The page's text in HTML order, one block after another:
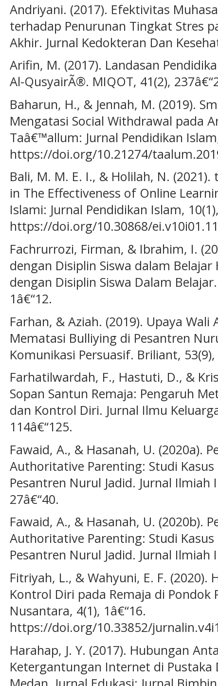
Andriyani. (2017). Efektivitas
terhadap Penurunan Tingkat Stres
Akhir. Jurnal Kedokteran Dan
Arifin, M. (2017). Landasan
Al-QusyairÃ®. MIQOT, 41(2),
Baharun, H., & Jennah, M. (2019).
Mengatasi Social Withdrawal pada
Taâ€™allum: Jurnal Pendidikan
https://doi.org/10.21274/
Bali, M. M. E. I., & Holilah, N.
in The Effectiveness of Online
Islami: Jurnal Pendidikan Islam,
https://doi.org/10.30868/
Fachrurrozi, Firman, & Ibrahim, I.
dengan Disiplin Siswa dalam
dengan Disiplin Siswa Dalam
1â€“12.
Farhan, & Aziah. (2019). Upaya Wali
Mematasi Bulliying di Pesantren
Komunikasi Persuasif. Briliant, 53(9),
Farhatilwardah, F., Hastuti, D., &
Sopan Santun Remaja: Pengaruh
dan Kontrol Diri. Jurnal Ilmu
114â€“125.
Fawaid, A., & Hasanah, U. (2020a).
Authoritative Parenting: Studi
Pesantren Nurul Jadid. Jurnal Ilmiah
27â€“40.
Fawaid, A., & Hasanah, U. (2020b).
Authoritative Parenting: Studi
Pesantren Nurul Jadid. Jurnal
Fitriyah, L., & Wahyuni, E. F.
Kontrol Diri pada Remaja di Pondok
Nusantara, 4(1), 1â€“16.
https://doi.org/10.33852/
Harahap, J. Y. (2017). Hubungan
Ketergantungan Internet di Pustaka